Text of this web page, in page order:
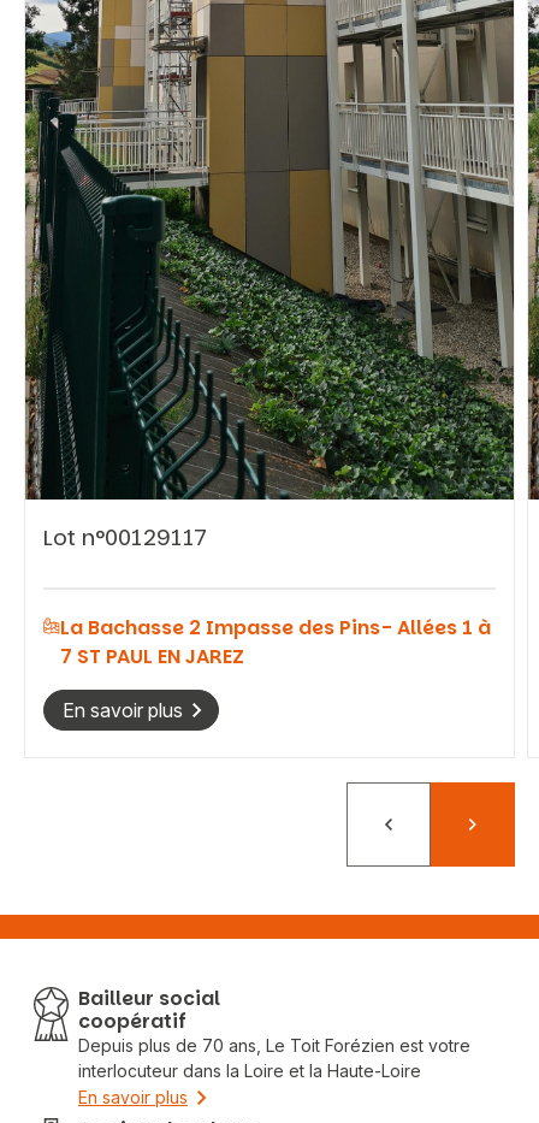
Vous recherchez&nbsp;:
Rechercher
Lot n°00129117
La Bachasse 2 Impasse des Pins- Allées 1 à
7 ST PAUL EN JAREZ
En savoir plus
PrécédentSuivant
Bailleur social
coopératif
Depuis plus de 70 ans, Le Toit Forézien est votre
interlocuteur dans la Loire et la Haute-Loire
En savoir plus